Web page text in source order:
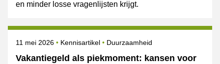
en minder losse vragenlijsten krijgt.
Vakantiegeld als piekmoment: kansen voor
Gepubliceerd op
11 mei 2026 Kennisartikel Onderwerpen
Duurzaamheid